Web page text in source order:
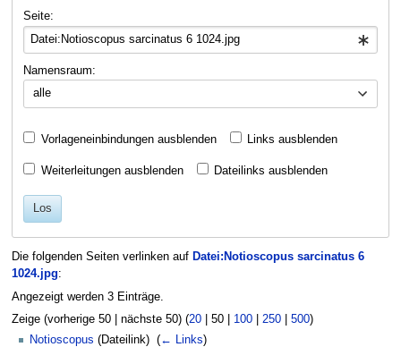
Seite:
Namensraum:
alle
Vorlageneinbindungen ausblenden Links ausblenden
Weiterleitungen ausblenden Dateilinks ausblenden
Los
Die folgenden Seiten verlinken auf Datei:Notioscopus sarcinatus 6
1024.jpg:
Angezeigt werden 3 Einträge.
Zeige (vorherige 50| nächste 50) (20| 50| 100| 250| 500)
Notioscopus (Dateilink) ‎ (← Links)